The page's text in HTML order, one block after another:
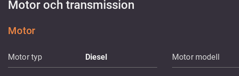
Motor och transmission
Motor
Motor typ Diesel Motor modell